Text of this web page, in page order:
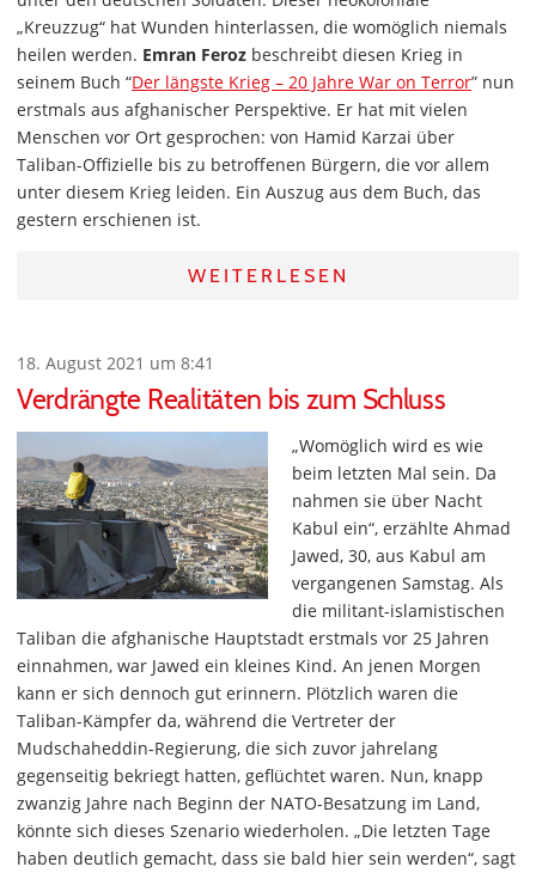
„Kreuzzug“ hat Wunden hinterlassen, die womöglich niemals
heilen werden. Emran Feroz beschreibt diesen Krieg in
seinem Buch “Der längste Krieg – 20 Jahre War on Terror” nun
erstmals aus afghanischer Perspektive. Er hat mit vielen
Menschen vor Ort gesprochen: von Hamid Karzai über
Taliban-Offizielle bis zu betroffenen Bürgern, die vor allem
unter diesem Krieg leiden. Ein Auszug aus dem Buch, das
gestern erschienen ist.
WEITERLESEN
18. August 2021 um 8:41
Verdrängte Realitäten bis zum Schluss
„Womöglich wird es wie
beim letzten Mal sein. Da
nahmen sie über Nacht
Kabul ein“, erzählte Ahmad
Jawed, 30, aus Kabul am
vergangenen Samstag. Als
die militant-islamistischen
Taliban die afghanische Hauptstadt erstmals vor 25 Jahren
einnahmen, war Jawed ein kleines Kind. An jenen Morgen
kann er sich dennoch gut erinnern. Plötzlich waren die
Taliban-Kämpfer da, während die Vertreter der
Mudschaheddin-Regierung, die sich zuvor jahrelang
gegenseitig bekriegt hatten, geflüchtet waren. Nun, knapp
zwanzig Jahre nach Beginn der NATO-Besatzung im Land,
könnte sich dieses Szenario wiederholen. „Die letzten Tage
haben deutlich gemacht, dass sie bald hier sein werden“, sagt